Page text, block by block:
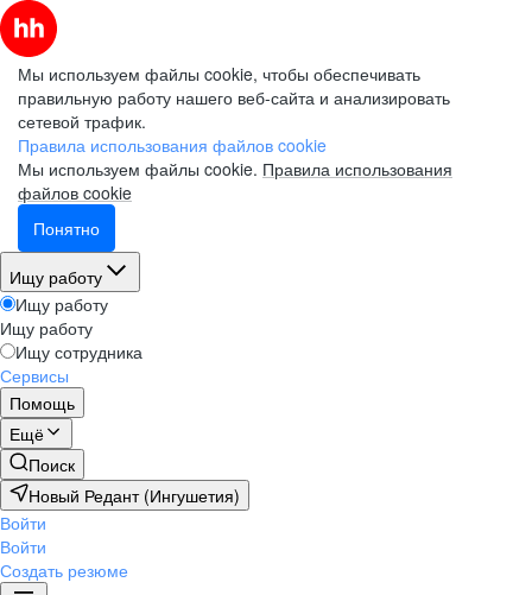
Мы используем файлы cookie, чтобы обеспечивать
правильную работу нашего веб-сайта и анализировать
сетевой трафик.
Правила использования файлов cookie
Мы используем файлы cookie. Правила использования
файлов cookie
Понятно
Ищу работу
Ищу работу
Ищу работу
Ищу сотрудника
Сервисы
Помощь
Ещё
Поиск
Новый Редант (Ингушетия)
Войти
Войти
Создать резюме